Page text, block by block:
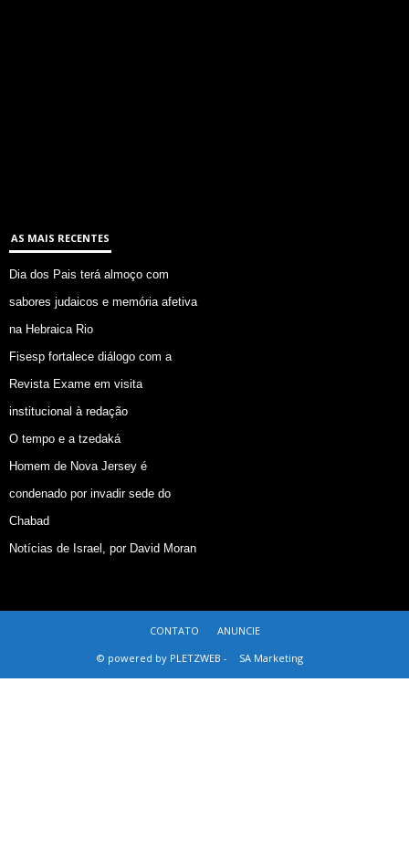
AS MAIS RECENTES
Dia dos Pais terá almoço com
sabores judaicos e memória afetiva
na Hebraica Rio
Fisesp fortalece diálogo com a
Revista Exame em visita
institucional à redação
O tempo e a tzedaká
Homem de Nova Jersey é
condenado por invadir sede do
Chabad
Notícias de Israel, por David Moran
CONTATO
ANUNCIE
© powered by PLETZWEB -
SA Marketing